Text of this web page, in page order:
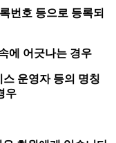
번호 등으로 등록되
에 어긋나는 경우
운영자 등의 명칭
우